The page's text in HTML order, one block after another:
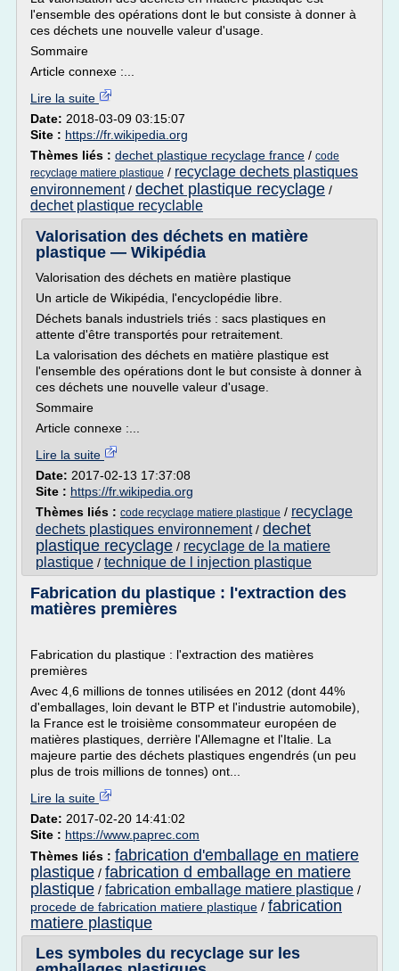
l'ensemble des opérations dont le but consiste à donner à
ces déchets une nouvelle valeur d'usage.
Sommaire
Article connexe :...
Lire la suite
Date: 2018-03-09 03:15:07
Site : https://fr.wikipedia.org
Thèmes liés : dechet plastique recyclage france / code
recyclage matiere plastique / recyclage dechets plastiques
environnement/ dechet plastique recyclage /
dechet plastique recyclable
Valorisation des déchets en matière
plastique — Wikipédia
Valorisation des déchets en matière plastique
Un article de Wikipédia, l'encyclopédie libre.
Déchets banals industriels triés : sacs plastiques en
attente d'être transportés pour retraitement.
La valorisation des déchets en matière plastique est
l'ensemble des opérations dont le but consiste à donner à
ces déchets une nouvelle valeur d'usage.
Sommaire
Article connexe :...
Lire la suite
Date: 2017-02-13 17:37:08
Site : https://fr.wikipedia.org
Thèmes liés : code recyclage matiere plastique / recyclage
dechets plastiques environnement/ dechet
plastique recyclage / recyclage de la matiere
plastique / technique de l injection plastique
Fabrication du plastique : l'extraction des
matières premières
Fabrication du plastique : l'extraction des matières
premières
Avec 4,6 millions de tonnes utilisées en 2012 (dont 44%
d'emballages, loin devant le BTP et l'industrie automobile),
la France est le troisième consommateur européen de
matières plastiques, derrière l'Allemagne et l'Italie. La
majeure partie des déchets plastiques engendrés (un peu
plus de trois millions de tonnes) ont...
Lire la suite
Date: 2017-02-20 14:41:02
Site : https://www.paprec.com
Thèmes liés : fabrication d'emballage en matiere
plastique / fabrication d emballage en matiere
plastique / fabrication emballage matiere plastique /
procede de fabrication matiere plastique / fabrication
matiere plastique
Les symboles du recyclage sur les